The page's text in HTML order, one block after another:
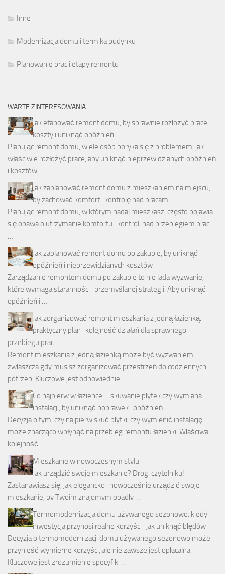
Inne
Modernizacja domu i termika budynku
Planowanie prac i etapy remontu
WARTE ZINTERESOWANIA
Jak etapować remont domu, by sprawnie rozłożyć prace,
koszty i uniknąć opóźnień
Planując remont domu, wiele osób boryka się z problemem, jak
właściwie rozłożyć prace, aby uniknąć nieprzewidzianych opóźnień
i kosztów. …
Jak zaplanować remont domu z mieszkaniem na miejscu,
by zachować komfort i kontrolę nad pracami
Planując remont domu, w którym nadal mieszkasz, często pojawia
się obawa o utrzymanie komfortu i kontroli nad przebiegiem prac.
…
Jak zaplanować remont domu po zakupie, by uniknąć
opóźnień i nieprzewidzianych kosztów
Zarządzanie remontem domu po zakupie to nie lada wyzwanie,
które wymaga staranności i przemyślanej strategii. Aby uniknąć
opóźnień i …
Jak zorganizować remont mieszkania z jedną łazienką:
praktyczny plan i kolejność działań dla sprawnego
przebiegu prac
Remont mieszkania z jedną łazienką może być wyzwaniem,
zwłaszcza gdy musisz zorganizować przestrzeń do codziennych
potrzeb. Kluczowe jest odpowiednie …
Co najpierw w łazience – skuwanie płytek czy wymiana
instalacji, by uniknąć poprawek i opóźnień
Decyzja o tym, czy najpierw skuć płytki, czy wymienić instalację,
może znacząco wpłynąć na przebieg remontu łazienki. Właściwa
kolejność …
Mieszkanie w nowoczesnym stylu
Jak urządzić swoje mieszkanie? Drogi czytelniku!
Zastanawiasz się, jak elegancko i nowocześnie urządzić swoje
mieszkanie, by Twoim znajomym opadły …
Termomodernizacja domu używanego sezonowo: kiedy
inwestycja przynosi realne korzyści i jak uniknąć błędów
Decyzja o termomodernizacji domu używanego sezonowo może
przynieść wymierne korzyści, ale nie zawsze jest opłacalna.
Kluczowe jest zrozumienie specyfiki …